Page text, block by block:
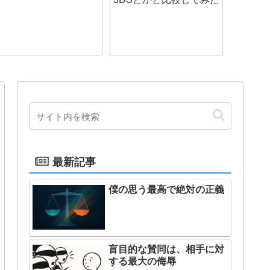
最新記事
僕の思う最高で絶対の正義
盲目的な賛同は、相手に対
する最大の侮辱